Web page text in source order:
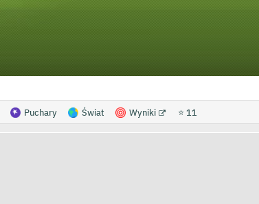
Puchary Świat Wyniki ⭐ 11